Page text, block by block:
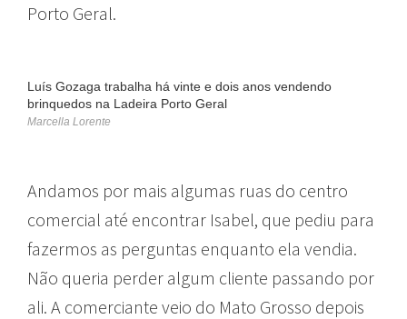
Porto Geral.
Luís Gozaga trabalha há vinte e dois anos vendendo
brinquedos na Ladeira Porto Geral
Marcella Lorente
Andamos por mais algumas ruas do centro
comercial até encontrar Isabel, que pediu para
fazermos as perguntas enquanto ela vendia.
Não queria perder algum cliente passando por
ali. A comerciante veio do Mato Grosso depois